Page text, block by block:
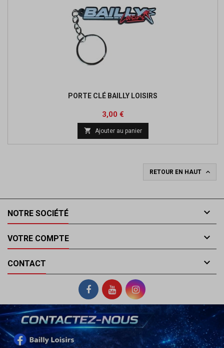
PORTE CLÉ BAILLY LOISIRS
Prix
3,00 €
 Ajouter au panier
RETOUR EN HAUT 
NOTRE SOCIÉTÉ 
VOTRE COMPTE 
CONTACT 